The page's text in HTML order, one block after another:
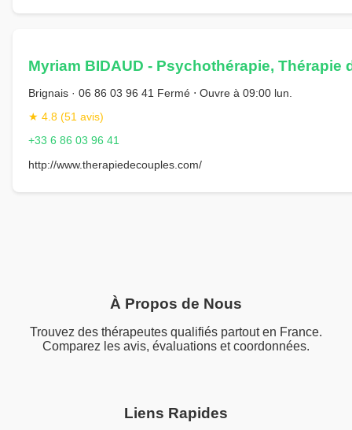
Myriam BIDAUD - Psychothérapie, Thérapie
Brignais · 06 86 03 96 41 Fermé ⋅ Ouvre à 09:00 lun.
★ 4.8 (51 avis)
+33 6 86 03 96 41
http://www.therapiedecouples.com/
À Propos de Nous
Trouvez des thérapeutes qualifiés partout en France.
Comparez les avis, évaluations et coordonnées.
Liens Rapides